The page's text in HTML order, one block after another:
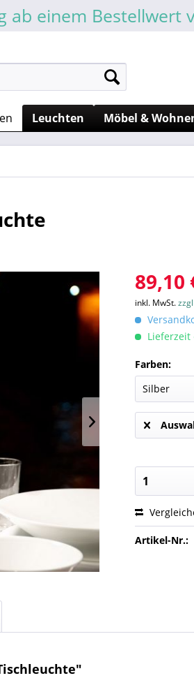
ab einem Bestellwert
Leuchten Möbel &
89,10
inkl. MwSt.
Lieferzeit
Farben:
Artikel-Nr.: